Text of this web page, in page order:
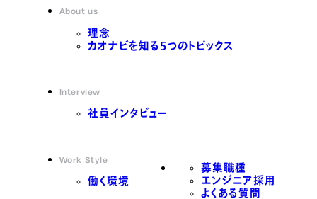
About us
理念
カオナビを知る5つのトピックス
Interview
社員インタビュー
Work Style
働く環境
募集職種
エンジニア採用
よくある質問